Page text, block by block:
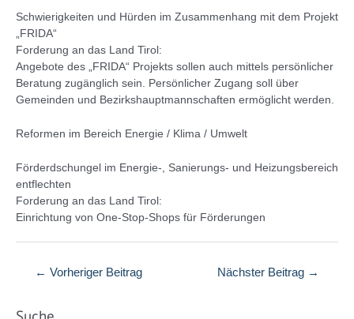
Schwierigkeiten und Hürden im Zusammenhang mit dem Projekt
„FRIDA“
Forderung an das Land Tirol:
Angebote des „FRIDA“ Projekts sollen auch mittels persönlicher
Beratung zugänglich sein. Persönlicher Zugang soll über
Gemeinden und Bezirkshauptmannschaften ermöglicht werden.
Reformen im Bereich Energie / Klima / Umwelt
Förderdschungel im Energie-, Sanierungs- und Heizungsbereich
entflechten
Forderung an das Land Tirol:
Einrichtung von One-Stop-Shops für Förderungen
Beitragsnavigation
← Vorheriger Beitrag Nächster Beitrag →